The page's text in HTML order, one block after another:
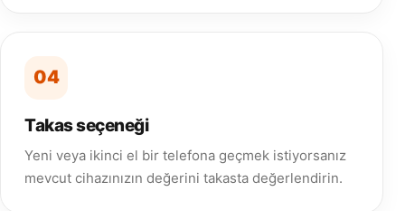
04
Takas seçeneği
Yeni veya ikinci el bir telefona geçmek istiyorsanız
mevcut cihazınızın değerini takasta değerlendirin.